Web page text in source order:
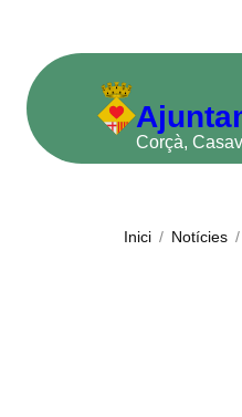
contingut
Corçà,
Inici / Notícies /